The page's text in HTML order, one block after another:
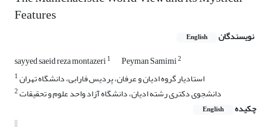
Features
نویسندگان English
sayyed saeid reza montazeri1 Peyman Samimi2
1استادیار گروه ادیان و عرفان، پردیس فارابی، دانشگاه تهران
2دانشجوی دکتری رشته ادیان، دانشگاه آزاد واحد علوم و تحقیقات
چکیده
English